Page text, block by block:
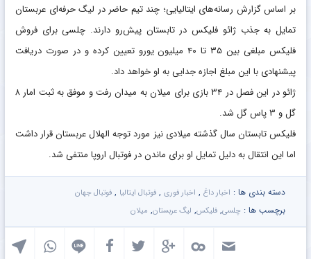
بر اساس گزارش رسانه‌های ایتالیایی؛ چند تیم حاضر در لیگ حرفه‌ای عربستان
تمایل به جذب ژائو فلیکس در تابستان پیش‌رو دارند. چلسی برای فروش
فلیکس مبلغی بین ۳۵ تا ۴۰ میلیون یورو تعیین کرده و در صورت دریافت
پیشنهادی با این مبلغ اجازه جدایی به او خواهد داد.
ژائو در این فصل در ۳۴ بازی برای میلان به میدان رفت و موفق به ثبت امار ۸
گل و ۳ پاس گل شد.
فلیکس تابستان سال گذشته میلادی نیز مورد توجه الهلال عربستان قرار داشت
اما این انتقال به دلیل تمایل او برای ماندن در فوتبال اروپا منتفی شد.
دسته بندی ها : اخبار داغ , اخبار فوری , فوتبال ایتالیا , فوتبال جهان
برچسب ها : چلسی, فلیکس, لیگ عربستان, میلان